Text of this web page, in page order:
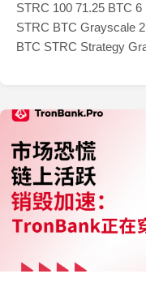
STRC 100 71.25 BTC
STRC BTC Grayscale
BTC STRC Strategy